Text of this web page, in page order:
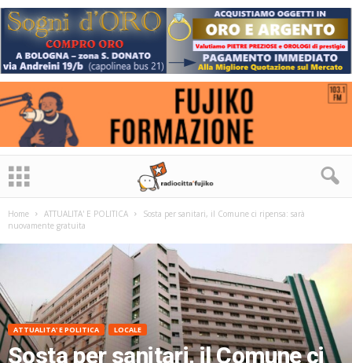
Home ATTUALITA' E POLITICA
Sosta per sanitari, il Comune ci ripensa: sarà
nuovamente gratuita
ATTUALITA' E POLITICA LOCALE
Sosta per sanitari, il Comune ci